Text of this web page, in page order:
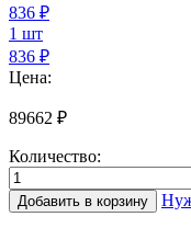
836 ₽
1 шт
836 ₽
Цена:
89662 ₽
Количество:
Количество
товара
Дымоход
Добавить в корзину